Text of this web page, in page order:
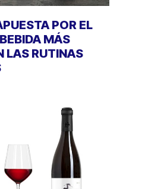
POR EL
MÁS
LAS RUTINAS